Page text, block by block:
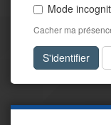
Mode
Cacher ma
S'identifier